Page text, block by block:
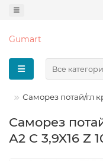
Gumart
Все
Саморез потай/гл
Саморез
А2 C 3,9X16 Z